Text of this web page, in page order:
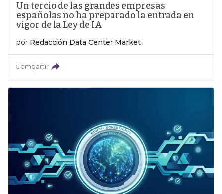
Un tercio de las grandes empresas
españolas no ha preparado la entrada en
vigor de la Ley de IA
por Redacción Data Center Market
Compartir